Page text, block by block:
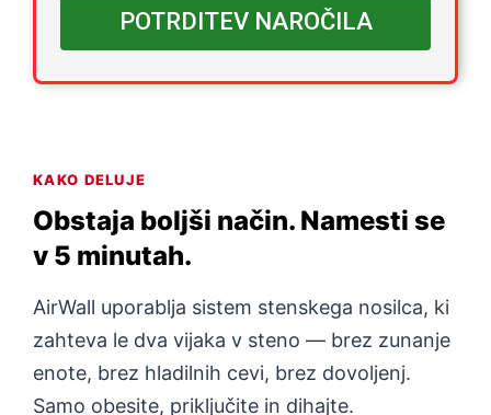
POTRDITEV NAROČILA
KAKO DELUJE
Obstaja boljši način. Namesti se
v 5 minutah.
AirWall uporablja sistem stenskega nosilca, ki
zahteva le dva vijaka v steno — brez zunanje
enote, brez hladilnih cevi, brez dovoljenj.
Samo obesite, priključite in dihajte.